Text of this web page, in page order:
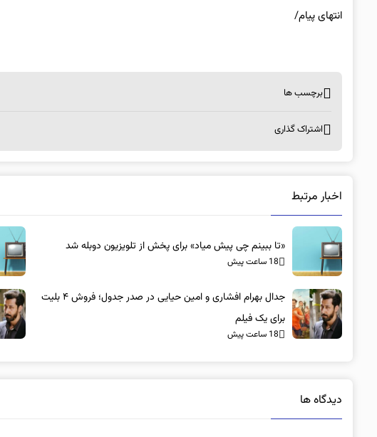
انتهای پیام/
برچسب ها
اشتراک گذاری
اخبار مرتبط
«تا ببینم چی پیش میاد» برای پخش از تلویزیون دوبله شد
18 ساعت پیش
جدال بهرام افشاری و امین حیایی در صدر جدول؛ فروش ۴ بلیت
برای یک فیلم
18 ساعت پیش
دیدگاه ها